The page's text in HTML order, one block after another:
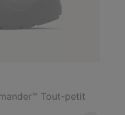
Tout-petit